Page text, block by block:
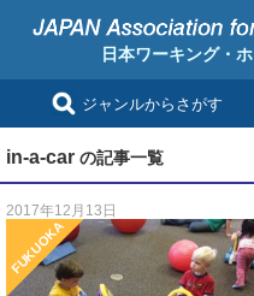
日本ワーキング・
ジャンルからさがす
in-a-car の記事一覧
2017年12月13日
FUKUOKA